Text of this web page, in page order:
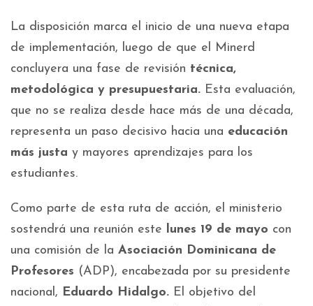
La disposición marca el inicio de una nueva etapa
de implementación, luego de que el Minerd
concluyera una fase de revisión técnica,
metodológica y presupuestaria. Esta evaluación,
que no se realiza desde hace más de una década,
representa un paso decisivo hacia una educación
más justa y mayores aprendizajes para los
estudiantes.
Como parte de esta ruta de acción, el ministerio
sostendrá una reunión este lunes 19 de mayo con
una comisión de la Asociación Dominicana de
Profesores (ADP), encabezada por su presidente
nacional, Eduardo Hidalgo. El objetivo del